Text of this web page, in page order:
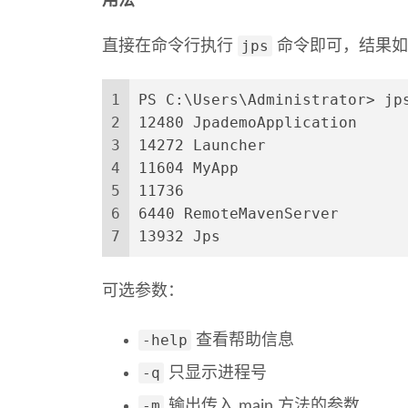
直接在命令行执行 jps 命令即可，结果
1
2
3
4
5
6
7
PS C:\Users\Administrator>
12480 JpademoApplication
14272 Launcher
11604 MyApp
11736
6440 RemoteMavenServer
13932 Jps
可选参数：
-help 查看帮助信息
-q 只显示进程号